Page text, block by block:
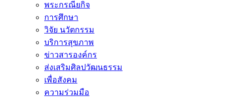
พระกรณียกิจ
การศึกษา
วิจัย นวัตกรรม
บริการสุขภาพ
ข่าวสารองค์กร
ส่งเสริมศิลปวัฒนธรรม
เพื่อสังคม
ความร่วมมือ